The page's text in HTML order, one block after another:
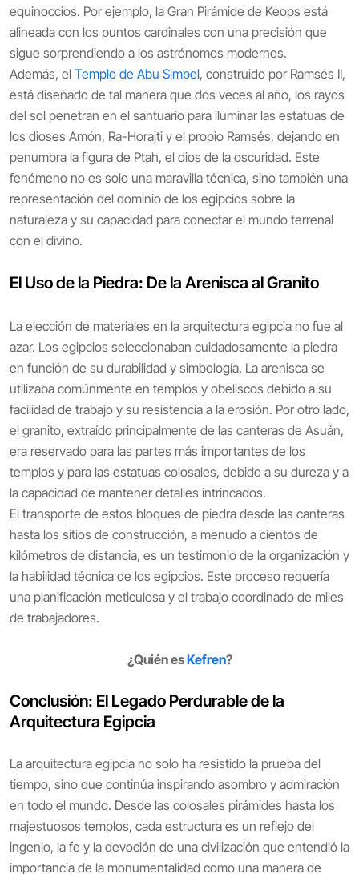
equinoccios. Por ejemplo, la Gran Pirámide de Keops está
alineada con los puntos cardinales con una precisión que
sigue sorprendiendo a los astrónomos modernos.
Además, el Templo de Abu Simbel, construido por Ramsés II,
está diseñado de tal manera que dos veces al año, los rayos
del sol penetran en el santuario para iluminar las estatuas de
los dioses Amón, Ra-Horajti y el propio Ramsés, dejando en
penumbra la figura de Ptah, el dios de la oscuridad. Este
fenómeno no es solo una maravilla técnica, sino también una
representación del dominio de los egipcios sobre la
naturaleza y su capacidad para conectar el mundo terrenal
con el divino.
El Uso de la Piedra: De la Arenisca al Granito
La elección de materiales en la arquitectura egipcia no fue al
azar. Los egipcios seleccionaban cuidadosamente la piedra
en función de su durabilidad y simbología. La arenisca se
utilizaba comúnmente en templos y obeliscos debido a su
facilidad de trabajo y su resistencia a la erosión. Por otro lado,
el granito, extraído principalmente de las canteras de Asuán,
era reservado para las partes más importantes de los
templos y para las estatuas colosales, debido a su dureza y a
la capacidad de mantener detalles intrincados.
El transporte de estos bloques de piedra desde las canteras
hasta los sitios de construcción, a menudo a cientos de
kilómetros de distancia, es un testimonio de la organización y
la habilidad técnica de los egipcios. Este proceso requería
una planificación meticulosa y el trabajo coordinado de miles
de trabajadores.
¿Quién esKefren?
Conclusión: El Legado Perdurable de la
Arquitectura Egipcia
La arquitectura egipcia no solo ha resistido la prueba del
tiempo, sino que continúa inspirando asombro y admiración
en todo el mundo. Desde las colosales pirámides hasta los
majestuosos templos, cada estructura es un reflejo del
ingenio, la fe y la devoción de una civilización que entendió la
importancia de la monumentalidad como una manera de